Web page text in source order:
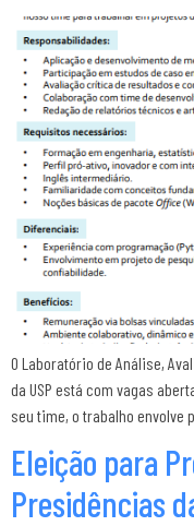
O Laboratório de Análise,
da USP está com vagas
seu time, o trabalho
Eleição para
Presidências